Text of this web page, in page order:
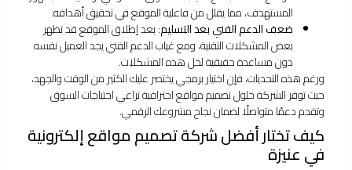
المستهدف، مما يقلل من فاعلية الموقع في تحقيق أهدافه.
ضعف الدعم الفني بعد التسليم: بعد إطلاق الموقع قد تظهر
بعض المشكلات التقنية، ومع غياب الدعم الفني يجد العميل نفسه
دون مساعدة حقيقية لحل هذه المشكلات.
ورغم هذه التحديات، فإن اختيار برمجي يختصر عليك الكثير من الوقت والجهد،
حيث توفر الشركة حلول تصميم مواقع احترافية تراعي احتياجات السوق
وتقدم دعمًا متواصلًا لضمان نجاح مشروعك الرقمي.
كيف تختار أفضل شركة تصميم مواقع إلكترونية
في عنيزة